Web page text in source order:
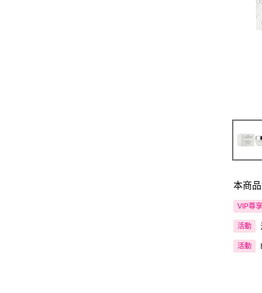
本商
VIP尊享
活動
活動